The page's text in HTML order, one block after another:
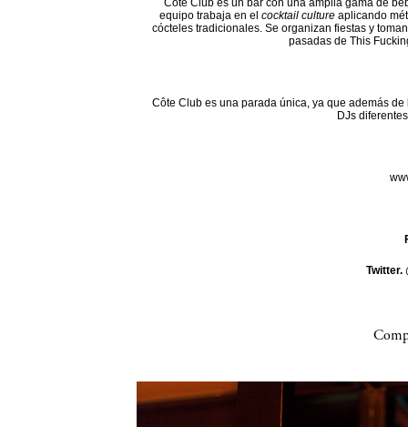
equipo trabaja en el cocktail culture aplicando
cócteles tradicionales. Se organizan fiestas y
pasadas de This
Côte Club es una parada única, ya que además
DJs
Twitter.